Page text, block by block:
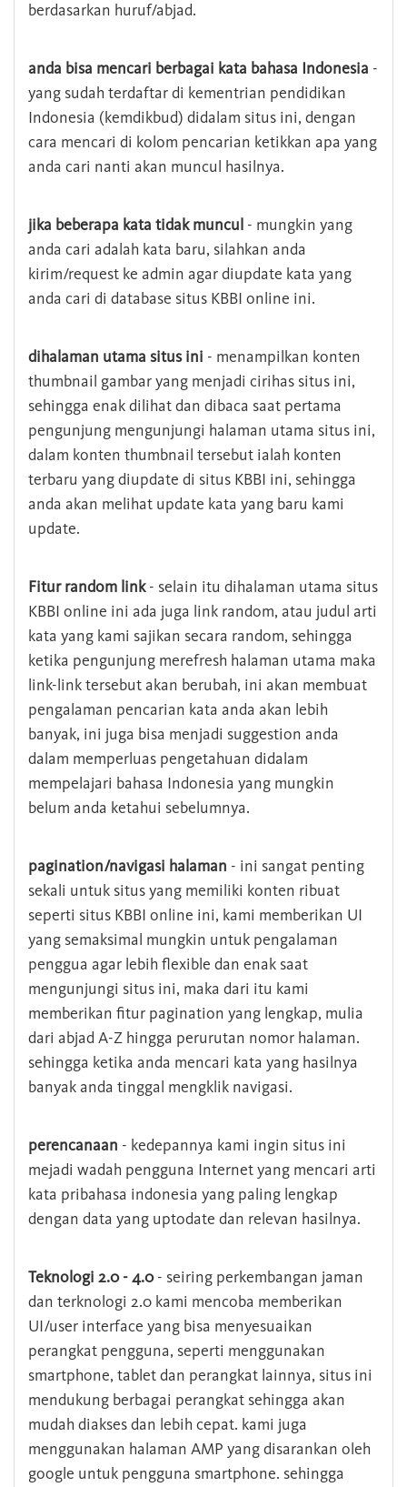
berdasarkan huruf/abjad.
anda bisa mencari berbagai kata bahasa Indonesia -
yang sudah terdaftar di kementrian pendidikan
Indonesia (kemdikbud) didalam situs ini, dengan
cara mencari di kolom pencarian ketikkan apa yang
anda cari nanti akan muncul hasilnya.
jika beberapa kata tidak muncul - mungkin yang
anda cari adalah kata baru, silahkan anda
kirim/request ke admin agar diupdate kata yang
anda cari di database situs KBBI online ini.
dihalaman utama situs ini - menampilkan konten
thumbnail gambar yang menjadi cirihas situs ini,
sehingga enak dilihat dan dibaca saat pertama
pengunjung mengunjungi halaman utama situs ini,
dalam konten thumbnail tersebut ialah konten
terbaru yang diupdate di situs KBBI ini, sehingga
anda akan melihat update kata yang baru kami
update.
Fitur random link- selain itu dihalaman utama situs
KBBI online ini ada juga link random, atau judul arti
kata yang kami sajikan secara random, sehingga
ketika pengunjung merefresh halaman utama maka
link-link tersebut akan berubah, ini akan membuat
pengalaman pencarian kata anda akan lebih
banyak, ini juga bisa menjadi suggestion anda
dalam memperluas pengetahuan didalam
mempelajari bahasa Indonesia yang mungkin
belum anda ketahui sebelumnya.
pagination/navigasi halaman - ini sangat penting
sekali untuk situs yang memiliki konten ribuat
seperti situs KBBI online ini, kami memberikan UI
yang semaksimal mungkin untuk pengalaman
penggua agar lebih flexible dan enak saat
mengunjungi situs ini, maka dari itu kami
memberikan fitur pagination yang lengkap, mulia
dari abjad A-Z hingga perurutan nomor halaman.
sehingga ketika anda mencari kata yang hasilnya
banyak anda tinggal mengklik navigasi.
perencanaan - kedepannya kami ingin situs ini
mejadi wadah pengguna Internet yang mencari arti
kata pribahasa indonesia yang paling lengkap
dengan data yang uptodate dan relevan hasilnya.
Teknologi 2.0 - 4.0- seiring perkembangan jaman
dan terknologi 2.0 kami mencoba memberikan
UI/user interface yang bisa menyesuaikan
perangkat pengguna, seperti menggunakan
smartphone, tablet dan perangkat lainnya, situs ini
mendukung berbagai perangkat sehingga akan
mudah diakses dan lebih cepat. kami juga
menggunakan halaman AMP yang disarankan oleh
google untuk pengguna smartphone. sehingga